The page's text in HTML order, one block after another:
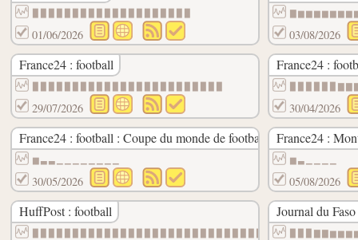
01/06/2026 03/08/2026
France24 : football
29/07/2026
France24 :
30/04/2026
France24 : football : Coupe du monde de football 2030
▆▃▃▁▁▁▁▁▁▁▁
30/05/2026
France24 :
▆▃▁▁▁▁
05/08/2026
HuffPost : football Journal du